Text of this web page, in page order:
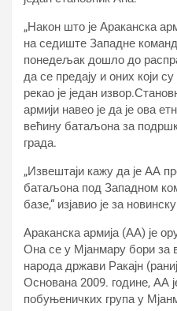
„Након што је Араканска
на седиште Западне
понедељак дошло до
да се предају и оних који
рекао је један
армији навео је да је ова
већину батаљона за
града.
„Извештаји кажу да је АА
батаљона под Западном
базе,“ изјавио је за
Араканска армија (АА) је
Она се у Мјанмару бори за
народа држави Ракајн
Основана 2009. године, АА
побуњеничких група у